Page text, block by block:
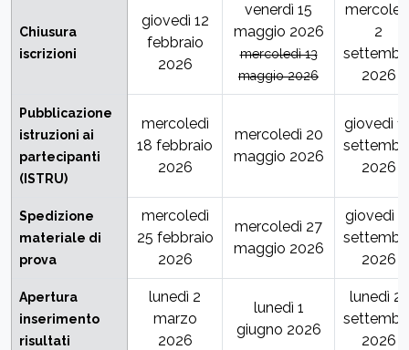
Chiusura
iscrizioni
giovedì 12
febbraio
2026
venerdì 15
maggio 2026
mercoledì 13
maggio 2026
2
2026
Pubblicazione
istruzioni ai
partecipanti
(ISTRU)
mercoledì
18 febbraio
2026
mercoledì 20
maggio 2026
giovedì
2026
Spedizione
materiale di
prova
mercoledì
25 febbraio
2026
mercoledì 27
maggio 2026
giovedì
2026
Apertura
inserimento
risultati
lunedì 2
marzo
2026
lunedì 1
giugno 2026
lunedì 21
2026